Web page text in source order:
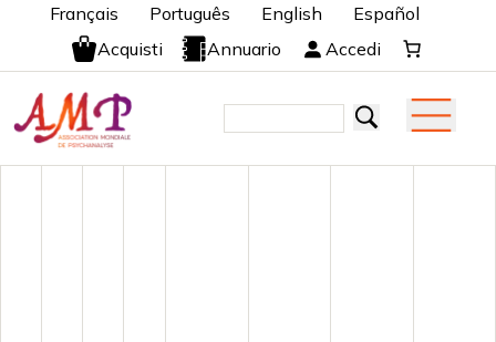
Français Português English
Español
Acquisti
Annuario Accedi